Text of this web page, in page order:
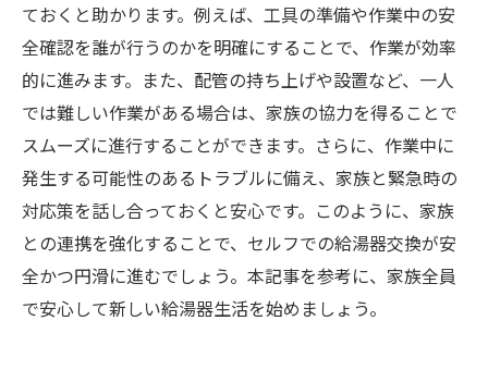
ておくと助かります。例えば、工具の準備や作業中の安
全確認を誰が行うのかを明確にすることで、作業が効率
的に進みます。また、配管の持ち上げや設置など、一人
では難しい作業がある場合は、家族の協力を得ることで
スムーズに進行することができます。さらに、作業中に
発生する可能性のあるトラブルに備え、家族と緊急時の
対応策を話し合っておくと安心です。このように、家族
との連携を強化することで、セルフでの給湯器交換が安
全かつ円滑に進むでしょう。本記事を参考に、家族全員
で安心して新しい給湯器生活を始めましょう。